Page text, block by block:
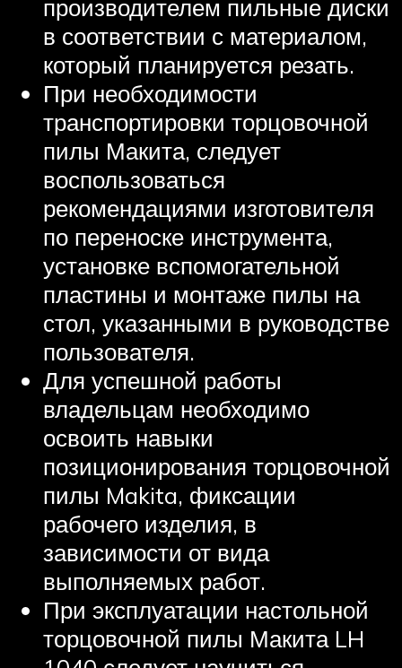
производителем пильные диски
в соответствии с материалом,
который планируется резать.
При необходимости
транспортировки торцовочной
пилы Макита, следует
воспользоваться
рекомендациями изготовителя
по переноске инструмента,
установке вспомогательной
пластины и монтаже пилы на
стол, указанными в руководстве
пользователя.
Для успешной работы
владельцам необходимо
освоить навыки
позиционирования торцовочной
пилы Makita, фиксации
рабочего изделия, в
зависимости от вида
выполняемых работ.
При эксплуатации настольной
торцовочной пилы Макита LH